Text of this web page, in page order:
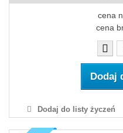
cena
cena
Dodaj
Dodaj do listy życzeń